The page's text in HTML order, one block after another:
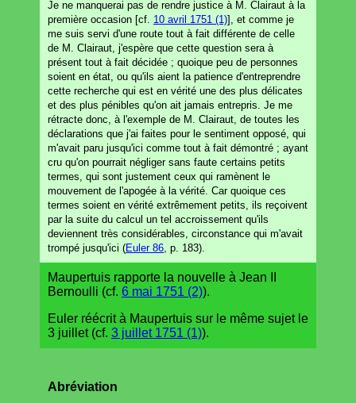
Je ne manquerai pas de rendre justice à M. Clairaut à la
première occasion [cf. 10 avril 1751 (1)], et comme je
me suis servi d'une route tout à fait différente de celle
de M. Clairaut, j'espère que cette question sera à
présent tout à fait décidée ; quoique peu de personnes
soient en état, ou qu'ils aient la patience d'entreprendre
cette recherche qui est en vérité une des plus délicates
et des plus pénibles qu'on ait jamais entrepris. Je me
rétracte donc, à l'exemple de M. Clairaut, de toutes les
déclarations que j'ai faites pour le sentiment opposé, qui
m'avait paru jusqu'ici comme tout à fait démontré ; ayant
cru qu'on pourrait négliger sans faute certains petits
termes, qui sont justement ceux qui ramènent le
mouvement de l'apogée à la vérité. Car quoique ces
termes soient en vérité extrêmement petits, ils reçoivent
par la suite du calcul un tel accroissement qu'ils
deviennent très considérables, circonstance qui m'avait
trompé jusqu'ici (Euler 86 , p. 183).
Maupertuis rapporte la nouvelle à Jean II
Bernoulli (cf. 6 mai 1751 (2)).
Euler réécrit à Maupertuis sur le même sujet le
3 juillet (cf. 3 juillet 1751 (1)).
Abréviation